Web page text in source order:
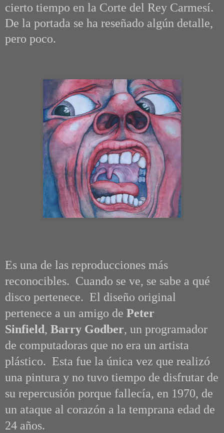
cierto tiempo en la Corte del Rey Carmesí.
De la portada se ha reseñado algún detalle,
pero poco.
Es una de las reproducciones más
reconocibles. Cuando se ve, se sabe a qué
disco pertenece. El diseño original
pertenece a un amigo de Peter
Sinfield, Barry Godber, un programador
de computadoras que no era un artista
plástico. Esta fue la única vez que realizó
una pintura y no tuvo tiempo de disfrutar de
su repercusión porque fallecía, en 1970, de
un ataque al corazón a la temprana edad de
24 años.